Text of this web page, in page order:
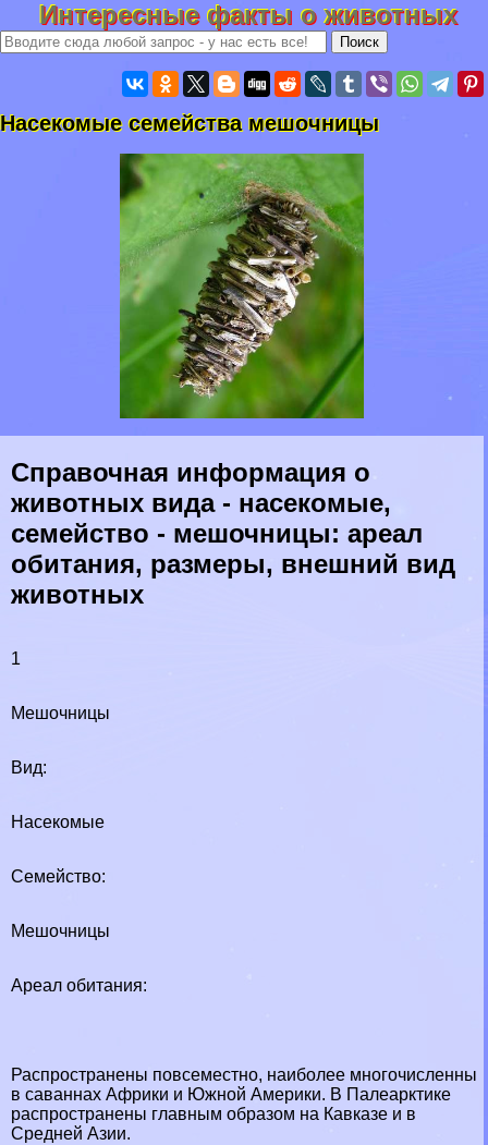
Интересные факты о животных
Насекомые семейства мешочницы
Справочная информация о
животных вида - насекомые,
семейство - мешочницы: ареал
обитания, размеры, внешний вид
животных
1
Мешочницы
Вид:
Насекомые
Семейство:
Мешочницы
Ареал обитания:
Распространены повсеместно, наиболее многочисленны
в саваннах Африки и Южной Америки. В Палеарктике
распространены главным образом на Кавказе и в
Средней Азии.